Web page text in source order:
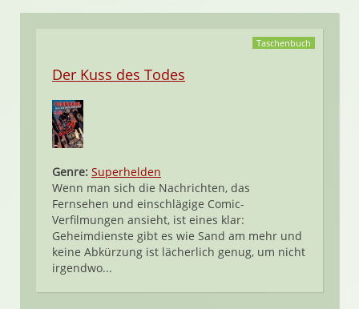
Taschenbuch
Der Kuss des Todes
Genre: Superhelden
Wenn man sich die Nachrichten, das
Fernsehen und einschlägige Comic-
Verfilmungen ansieht, ist eines klar:
Geheimdienste gibt es wie Sand am mehr und
keine Abkürzung ist lächerlich genug, um nicht
irgendwo...